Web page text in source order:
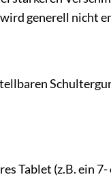
generell nicht
Tablet (z.B. ein